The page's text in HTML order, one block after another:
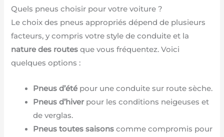
Quels pneus choisir pour votre voiture ?
Le choix des pneus appropriés dépend de plusieurs
facteurs, y compris votre style de conduite et la
nature des routes que vous fréquentez. Voici
quelques options :
Pneus d’été pour une conduite sur route sèche.
Pneus d’hiverpour les conditions neigeuses et
de verglas.
Pneus toutes saisons comme compromis pour